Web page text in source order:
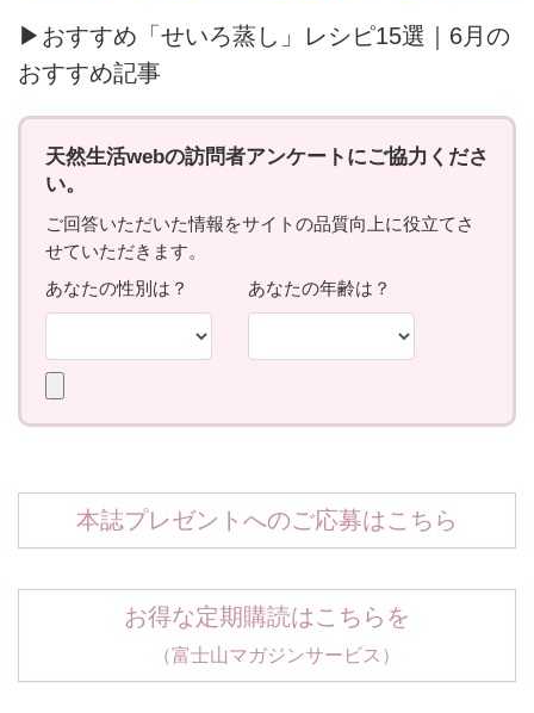
▶おすすめ「せいろ蒸し」レシピ15選｜6月の
おすすめ記事
本誌プレゼントへのご応募はこちら
お得な定期購読はこちらを
（富士山マガジンサービス）